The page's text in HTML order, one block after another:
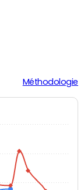
Méthodologie